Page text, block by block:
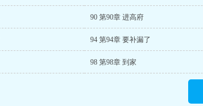
90 第90章 进高府
94 第94章 要补漏了
98 第98章 到家